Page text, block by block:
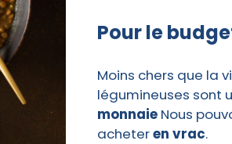
Pour le
Moins chers que la
légumineuses sont
monnaieNous
acheteren vrac.